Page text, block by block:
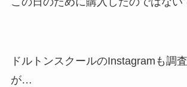
ドルトンスクールのInstagramも調
が…